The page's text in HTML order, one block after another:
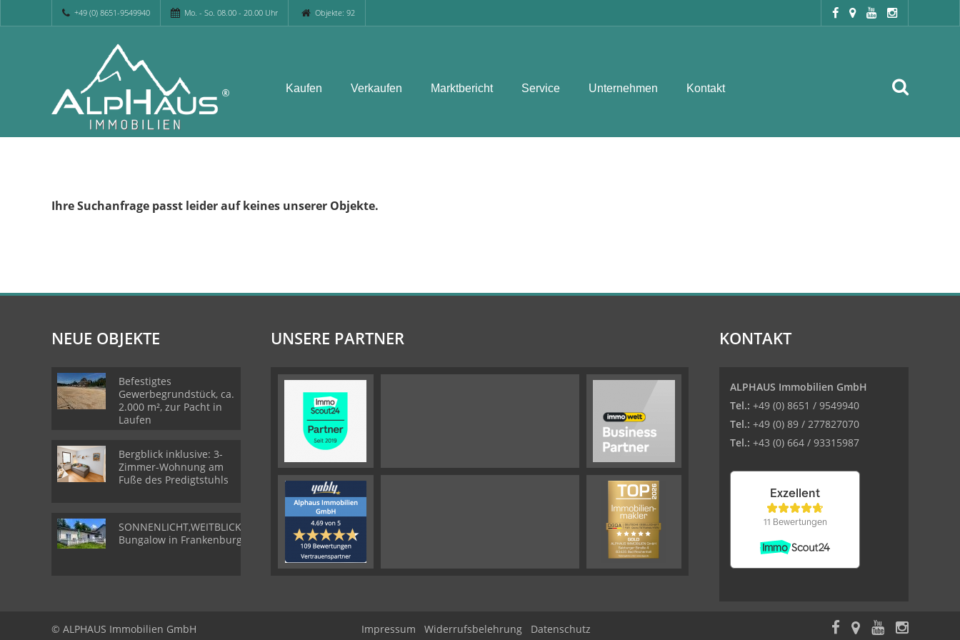
+49 (0) 8651-9549940 Mo. - So. 08.00 - 20.00 Uhr Objekte: 92
Kaufen Verkaufen Marktbericht Service Unternehmen Kontakt
Ihre Suchanfrage passt leider auf keines unserer Objekte.
NEUE OBJEKTE
Befestigtes
Gewerbegrundstück, ca.
2.000 m², zur Pacht in
Laufen
Bergblick inklusive: 3-
Zimmer-Wohnung am
Fuße des Predigtstuhls
SONNENLICHT,WEITBLICK,WOHLGEFÜHL-
Bungalow in Frankenburg
UNSERE PARTNER KONTAKT
ALPHAUS Immobilien GmbH
Tel.: +49 (0) 8651 / 9549940
Tel.: +49 (0) 89 / 277827070
Tel.: +43 (0) 664 / 93315987
© ALPHAUS Immobilien GmbH Impressum Widerrufsbelehrung Datenschutz